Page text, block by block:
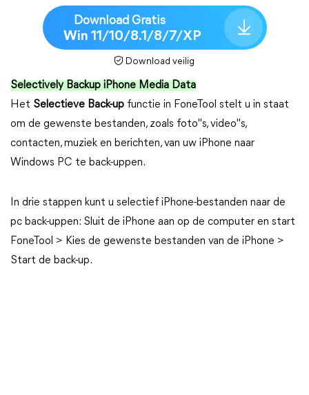
Download Gratis
Win 11/10/8.1/8/7/XP
Download veilig
Selectively Backup iPhone Media Data
Het Selectieve Back-up functie in FoneTool stelt u in staat
om de gewenste bestanden, zoals foto"s, video"s,
contacten, muziek en berichten, van uw iPhone naar
Windows PC te back-uppen.
In drie stappen kunt u selectief iPhone-bestanden naar de
pc back-uppen: Sluit de iPhone aan op de computer en start
FoneTool > Kies de gewenste bestanden van de iPhone >
Start de back-up.